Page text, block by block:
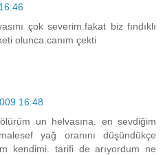
çok severim.fakat biz fındıklı
olunca.canım çekti
16:48
un helvasına. en sevdiğim
yağ oranını düşündükçe
kendimi. tarifi de arıyordum ne